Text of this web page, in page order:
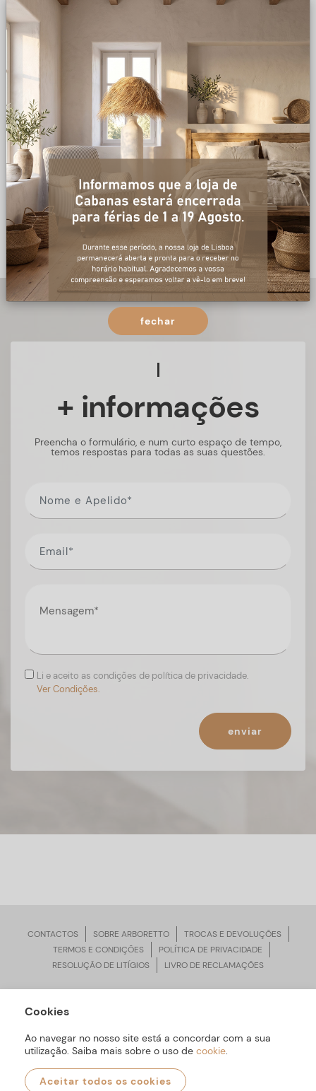
+ informações
Preencha o formulário, e num curto espaço de tempo,
temos respostas para todas as suas questões.
Li e aceito as condições de política de privacidade.
Ver Condições.
enviar
CONTACTOS SOBRE ARBORETTO
TROCAS E DEVOLUÇÕES
TERMOS E CONDIÇÕES
POLÍTICA DE PRIVACIDADE
RESOLUÇÃO DE LITÍGIOS
LIVRO DE RECLAMAÇÕES
ARBORETTO © Todos os Direitos Reservados | Desenvolvido por
Cookies
Ao navegar no nosso site está a concordar com a sua
utilização. Saiba mais sobre o uso de cookie.
Aceitar todos os cookies
fechar